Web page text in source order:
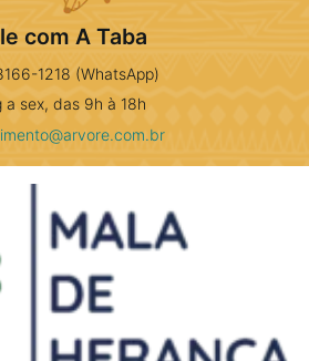
com A Taba
1218 (WhatsApp)
a sex, das 9h à 18h